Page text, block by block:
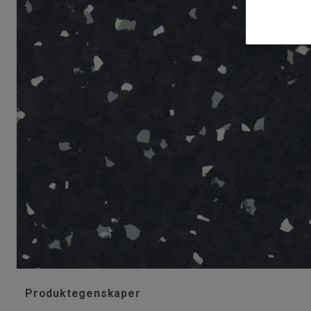
Produktegenskaper